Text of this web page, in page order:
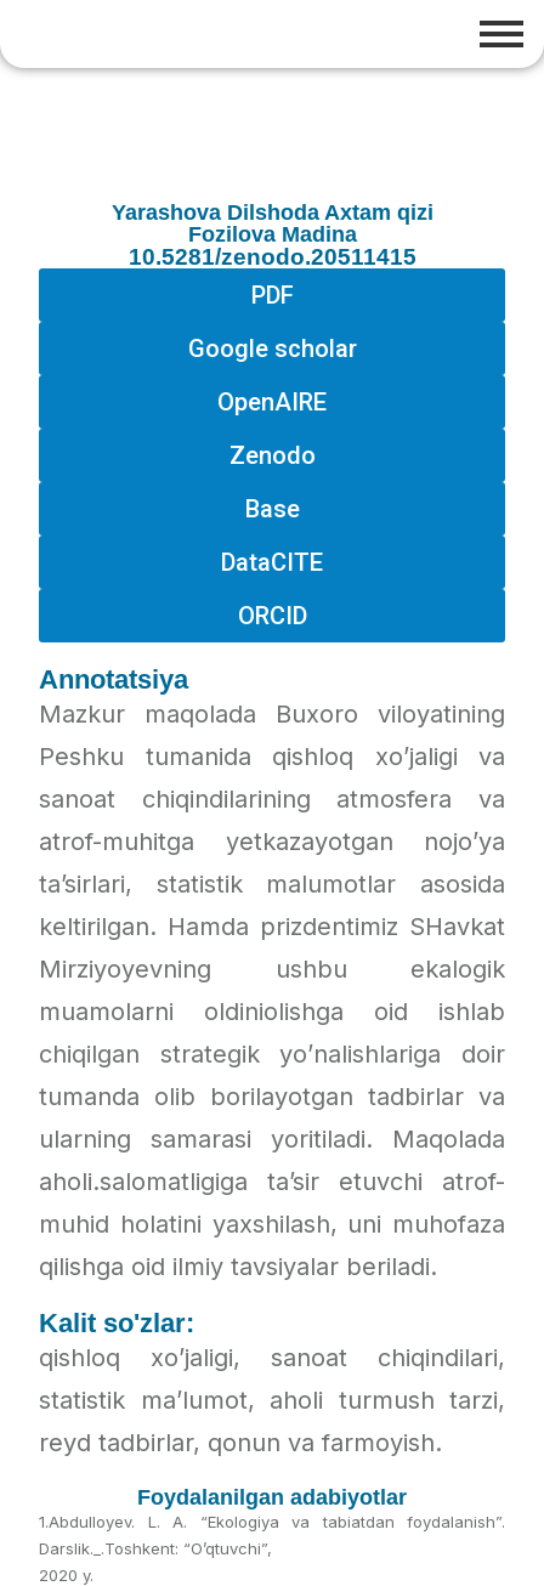
Yarashova Dilshoda Axtam qizi
Fozilova Madina
10.5281/zenodo.20511415
PDF
Google scholar
OpenAIRE
Zenodo
Base
DataCITE
ORCID
Annotatsiya
Mazkur maqolada Buxoro viloyatining
Peshku tumanida qishloq xo’jaligi va
sanoat chiqindilarining atmosfera va
atrof-muhitga yetkazayotgan nojo’ya
ta’sirlari, statistik malumotlar asosida
keltirilgan. Hamda prizdentimiz SHavkat
Mirziyoyevning ushbu ekalogik
muamolarni oldiniolishga oid ishlab
chiqilgan strategik yo’nalishlariga doir
tumanda olib borilayotgan tadbirlar va
ularning samarasi yoritiladi. Maqolada
aholi.salomatligiga ta’sir etuvchi atrof-
muhid holatini yaxshilash, uni muhofaza
qilishga oid ilmiy tavsiyalar beriladi.
Kalit so'zlar:
qishloq xo’jaligi, sanoat chiqindilari,
statistik ma’lumot, aholi turmush tarzi,
reyd tadbirlar, qonun va farmoyish.
Foydalanilgan adabiyotlar
1.Abdulloyev. L. A. “Ekologiya va tabiatdan foydalanish”.
Darslik._.Toshkent: “O’qtuvchi”,
2020 y.